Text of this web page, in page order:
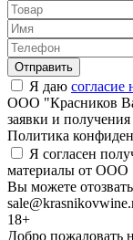
Отправить
Я даю
ООО "Красников
заявки и
Политика
Я согласен
материалы от ООО
Вы можете
18+
Добро пожаловать